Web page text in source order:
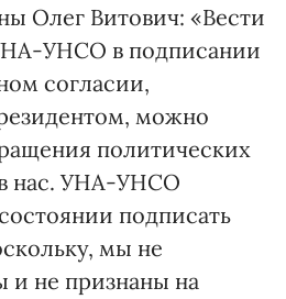
Олег Витович: «Вести
УНСО в подписании
согласии,
можно
политических
нас. УНА-УНСО
подписать
мы не
и не признаны на